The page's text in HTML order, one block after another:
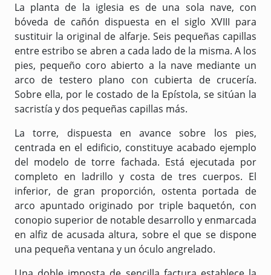
La planta de la iglesia es de una sola nave, con
bóveda de cañón dispuesta en el siglo XVIII para
sustituir la original de alfarje. Seis pequeñas capillas
entre estribo se abren a cada lado de la misma. A los
pies, pequeño coro abierto a la nave mediante un
arco de testero plano con cubierta de crucería.
Sobre ella, por le costado de la Epístola, se sitúan la
sacristía y dos pequeñas capillas más.
La torre, dispuesta en avance sobre los pies,
centrada en el edificio, constituye acabado ejemplo
del modelo de torre fachada. Está ejecutada por
completo en ladrillo y costa de tres cuerpos. El
inferior, de gran proporción, ostenta portada de
arco apuntado originado por triple baquetón, con
conopio superior de notable desarrollo y enmarcada
en alfiz de acusada altura, sobre el que se dispone
una pequeña ventana y un óculo angrelado.